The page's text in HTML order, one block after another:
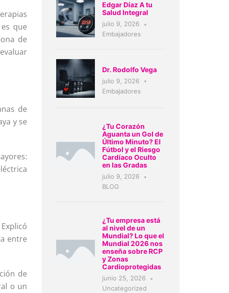
que
de
de
y se
entre
de
o un
Edgar Díaz A tu
Salud Integral
julio 9, 2026
Embajadores
Dr. Rodolfo Vega
julio 9, 2026
Embajadores
¿Tu Corazón
Aguanta un Gol de
Último Minuto? El
Fútbol y el Riesgo
Cardíaco Oculto
en las Gradas
julio 9, 2026
BLOG
¿Tu empresa está
al nivel de un
Mundial? Lo que el
Mundial 2026 nos
enseña sobre RCP
y Zonas
Cardioprotegidas
junio 25, 2026
Uncategorized